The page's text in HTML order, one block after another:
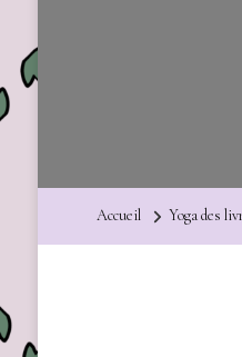
Accueil Yoga des